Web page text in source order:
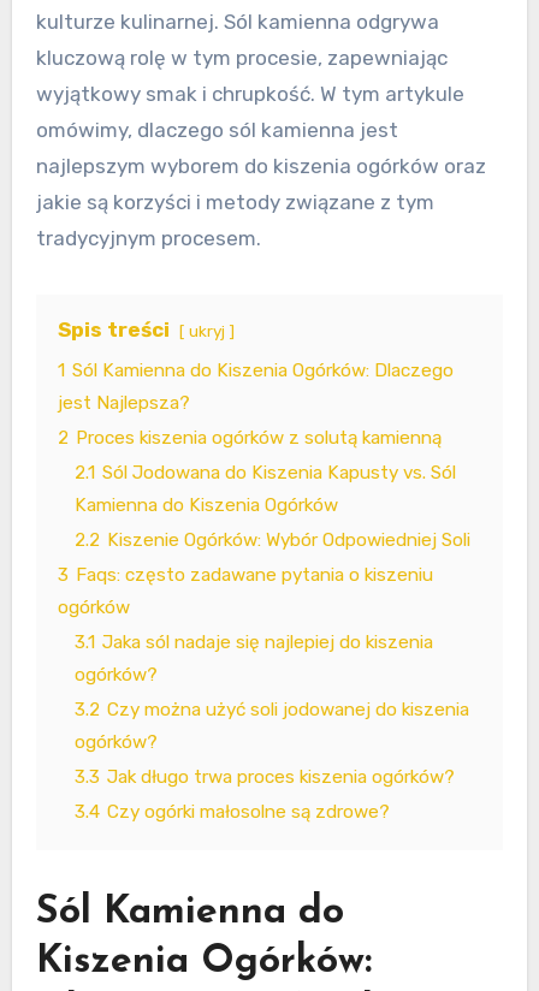
kulturze kulinarnej. Sól kamienna odgrywa
kluczową rolę w tym procesie, zapewniając
wyjątkowy smak i chrupkość. W tym artykule
omówimy, dlaczego sól kamienna jest
najlepszym wyborem do kiszenia ogórków oraz
jakie są korzyści i metody związane z tym
tradycyjnym procesem.
Spis treści ukryj
1 Sól Kamienna do Kiszenia Ogórków: Dlaczego
jest Najlepsza?
2 Proces kiszenia ogórków z solutą kamienną
2.1 Sól Jodowana do Kiszenia Kapusty vs. Sól
Kamienna do Kiszenia Ogórków
2.2 Kiszenie Ogórków: Wybór Odpowiedniej Soli
3 Faqs: często zadawane pytania o kiszeniu
ogórków
3.1 Jaka sól nadaje się najlepiej do kiszenia
ogórków?
3.2 Czy można użyć soli jodowanej do kiszenia
ogórków?
3.3 Jak długo trwa proces kiszenia ogórków?
3.4 Czy ogórki małosolne są zdrowe?
Sól Kamienna do
Kiszenia Ogórków: